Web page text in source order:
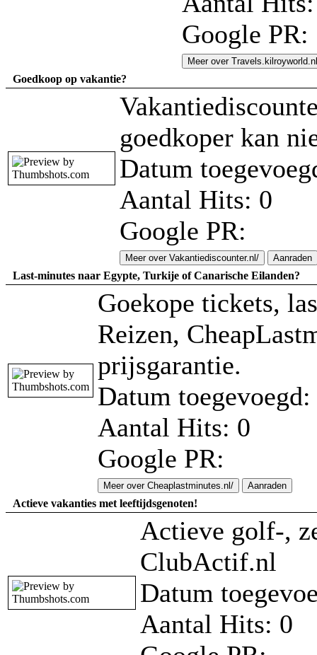
Google PR:
Meer over Travels.kilroyworld.nl
Goedkoop op vakantie?
goedkoper kan
Datum
Aantal Hits: 0
Google PR:
Meer over Vakantiediscounter.nl/ Aanraden
Last-minutes naar Egypte, Turkije of Canarische Eilanden?
Goekope tickets,
Reizen,
prijsgarantie.
Datum
Aantal Hits: 0
Google PR:
Meer over Cheaplastminutes.nl/ Aanraden
Actieve vakanties met leeftijdsgenoten!
Actieve golf-,
ClubActif.nl
Datum
Aantal Hits: 0